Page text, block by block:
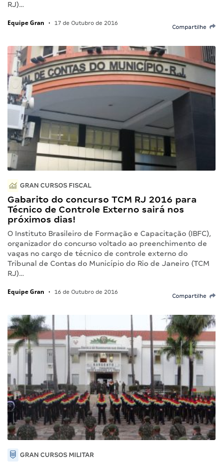
RJ)…
Equipe Gran • 17 de Outubro de 2016
Compartilhe
GRAN CURSOS FISCAL
Gabarito do concurso TCM RJ 2016 para
Técnico de Controle Externo sairá nos
próximos dias!
O Instituto Brasileiro de Formação e Capacitação (IBFC),
organizador do concurso voltado ao preenchimento de
vagas no cargo de técnico de controle externo do
Tribunal de Contas do Município do Rio de Janeiro (TCM
RJ)…
Equipe Gran • 16 de Outubro de 2016
Compartilhe
GRAN CURSOS MILITAR